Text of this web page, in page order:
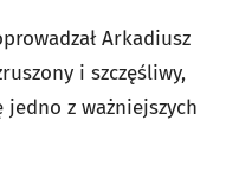
Arkadiusz
i szczęśliwy,
z ważniejszych